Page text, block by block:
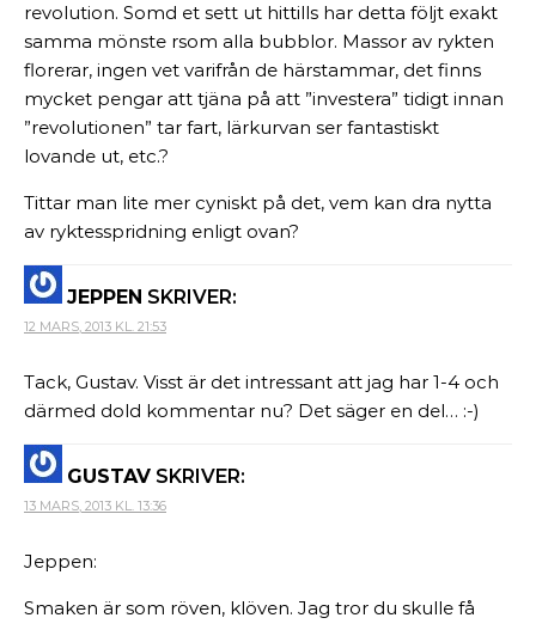
revolution. Somd et sett ut hittills har detta följt exakt
samma mönste rsom alla bubblor. Massor av rykten
florerar, ingen vet varifrån de härstammar, det finns
mycket pengar att tjäna på att ”investera” tidigt innan
”revolutionen” tar fart, lärkurvan ser fantastiskt
lovande ut, etc.?
Tittar man lite mer cyniskt på det, vem kan dra nytta
av ryktesspridning enligt ovan?
JEPPEN SKRIVER:
12 MARS, 2013 KL. 21:53
Tack, Gustav. Visst är det intressant att jag har 1-4 och
därmed dold kommentar nu? Det säger en del… :-)
GUSTAV SKRIVER:
13 MARS, 2013 KL. 13:36
Jeppen:
Smaken är som röven, klöven. Jag tror du skulle få